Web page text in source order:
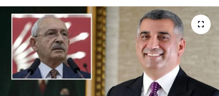
YEREL YÖNETİMLER